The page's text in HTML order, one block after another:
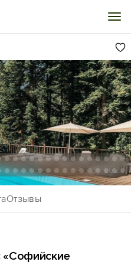
Отзывы
1/62
«Софийские